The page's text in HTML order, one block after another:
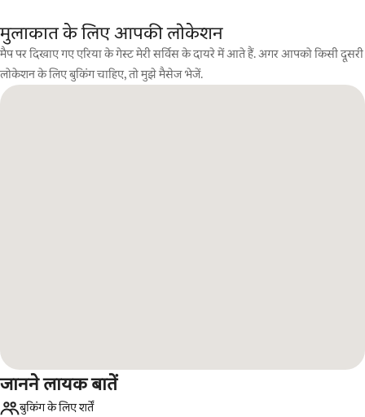
मुलाकात के लिए आपकी लोकेशन
मैप पर दिखाए गए एरिया के गेस्ट मेरी सर्विस के दायरे में आते हैं. अगर आपको किसी दूसरी
लोकेशन के लिए बुकिंग चाहिए, तो मुझे मैसेज भेजें.
जानने लायक बातें
बुकिंग के लिए शर्तें